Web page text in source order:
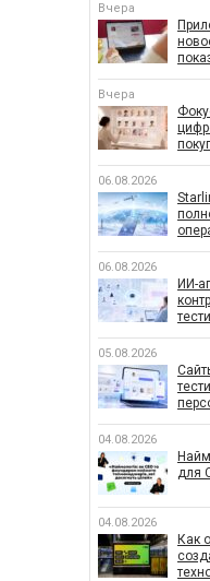
Вчера
Вчера
06.08.2026
06.08.2026
ИИ-
05.08.2026
04.08.2026
для
04.08.2026
Как